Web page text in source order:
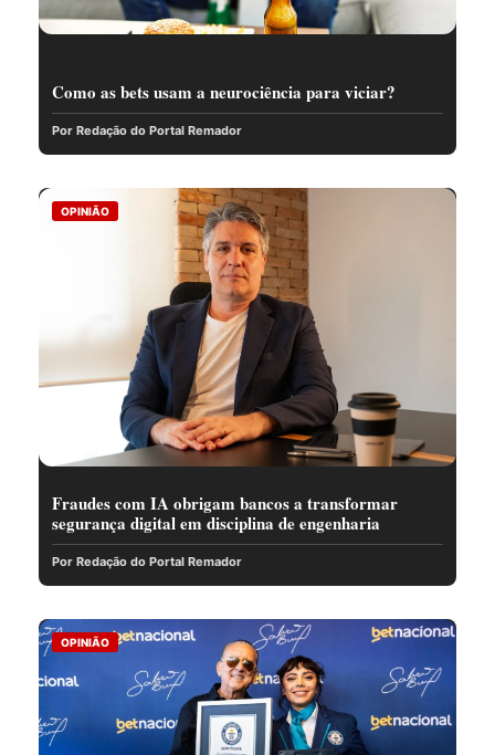
Como as bets usam a neurociência para viciar?
Por Redação do Portal Remador
OPINIÃO
Fraudes com IA obrigam bancos a transformar
segurança digital em disciplina de engenharia
Por Redação do Portal Remador
OPINIÃO